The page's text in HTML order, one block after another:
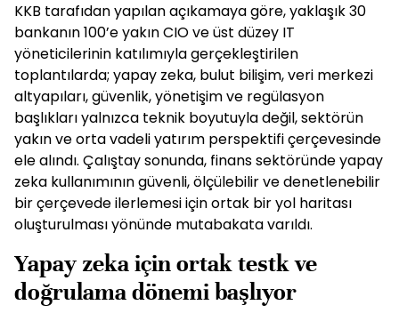
KKB tarafıdan yapılan açıkamaya göre, yaklaşık 30
bankanın 100’e yakın CIO ve üst düzey IT
yöneticilerinin katılımıyla gerçekleştirilen
toplantılarda; yapay zeka, bulut bilişim, veri merkezi
altyapıları, güvenlik, yönetişim ve regülasyon
başlıkları yalnızca teknik boyutuyla değil, sektörün
yakın ve orta vadeli yatırım perspektifi çerçevesinde
ele alındı. Çalıştay sonunda, finans sektöründe yapay
zeka kullanımının güvenli, ölçülebilir ve denetlenebilir
bir çerçevede ilerlemesi için ortak bir yol haritası
oluşturulması yönünde mutabakata varıldı.
Yapay zeka için ortak testk ve
doğrulama dönemi başlıyor